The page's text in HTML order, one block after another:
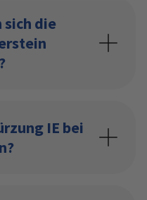
sich die
IE bei